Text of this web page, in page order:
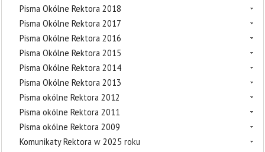
Pisma Okólne Rektora 2018
Pisma Okólne Rektora 2017
Pisma Okólne Rektora 2016
Pisma Okólne Rektora 2015
Pisma Okólne Rektora 2014
Pisma Okólne Rektora 2013
Pisma okólne Rektora 2012
Pisma okólne Rektora 2011
Pisma okólne Rektora 2009
Komunikaty Rektora w 2025 roku